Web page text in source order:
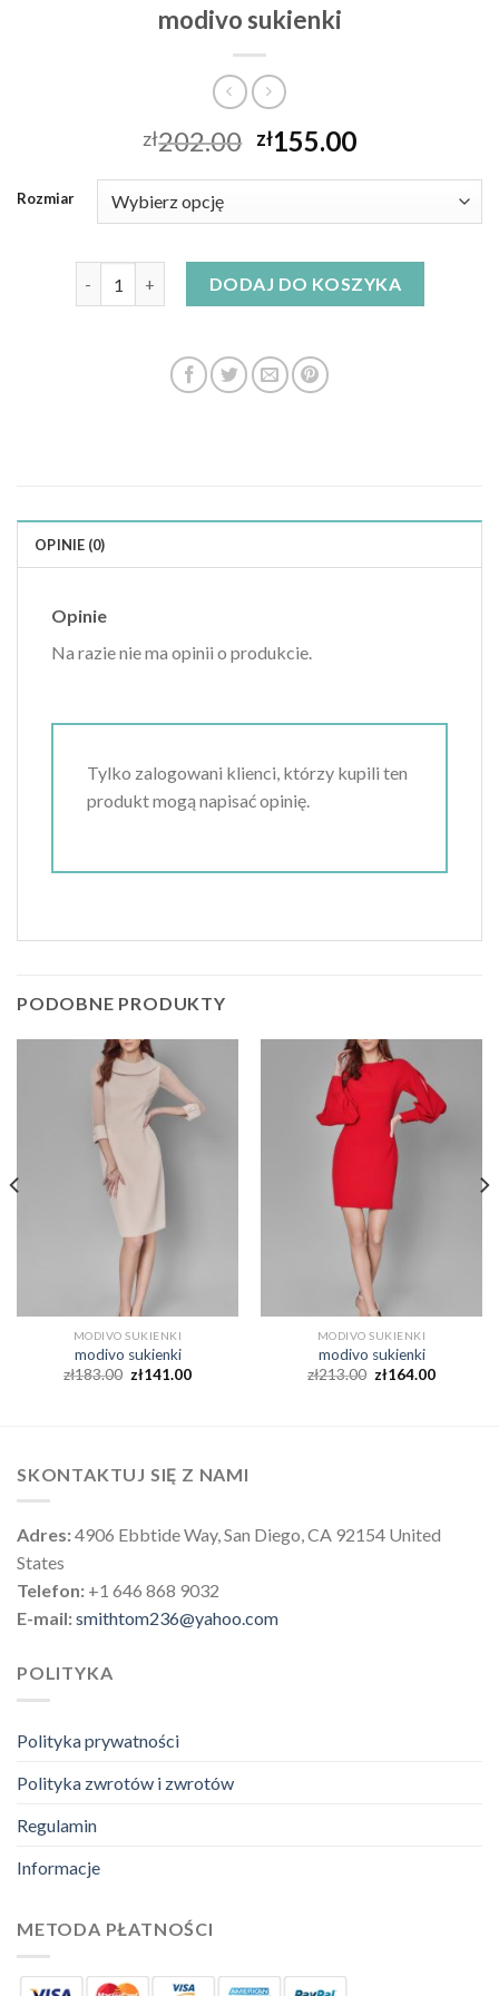
modivo sukienki
zł202.00 zł155.00
Rozmiar
DODAJ DO KOSZYKA
OPINIE (0)
Opinie
Na razie nie ma opinii o produkcie.
Tylko zalogowani klienci, którzy kupili ten
produkt mogą napisać opinię.
PODOBNE PRODUKTY
MODIVO SUKIENKI
modivo sukienki
zł183.00 zł141.00
MODIVO SUKIENKI
modivo sukienki
zł213.00 zł164.00
SKONTAKTUJ SIĘ Z NAMI
Adres:4906 Ebbtide Way, San Diego, CA 92154 United
States
Telefon: +1 646 868 9032
E-mail:smithtom236@yahoo.com
POLITYKA
Polityka prywatności
Polityka zwrotów i zwrotów
Regulamin
Informacje
METODA PŁATNOŚCI